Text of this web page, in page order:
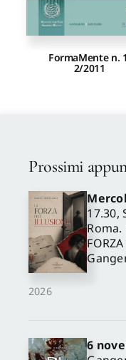
Newsletter
FormaMente n.
2/2011
Prossimi
2026
17.30,
6